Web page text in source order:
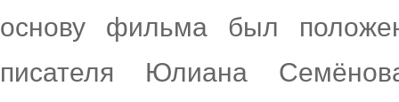
основу фильма был
писателя Юлиана